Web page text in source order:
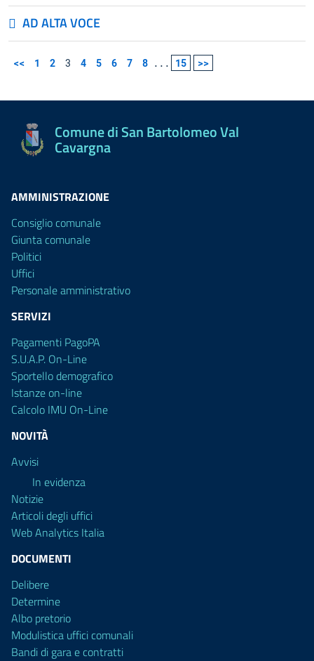
AD ALTA VOCE
<< 1 2 3 4 5 6 7 8 ... 15 >>
Comune di San Bartolomeo Val
Cavargna
AMMINISTRAZIONE
Consiglio comunale
Giunta comunale
Politici
Uffici
Personale amministrativo
SERVIZI
Pagamenti PagoPA
S.U.A.P. On-Line
Sportello demografico
Istanze on-line
Calcolo IMU On-Line
NOVITÀ
Avvisi
In evidenza
Notizie
Articoli degli uffici
Web Analytics Italia
DOCUMENTI
Delibere
Determine
Albo pretorio
Modulistica uffici comunali
Bandi di gara e contratti